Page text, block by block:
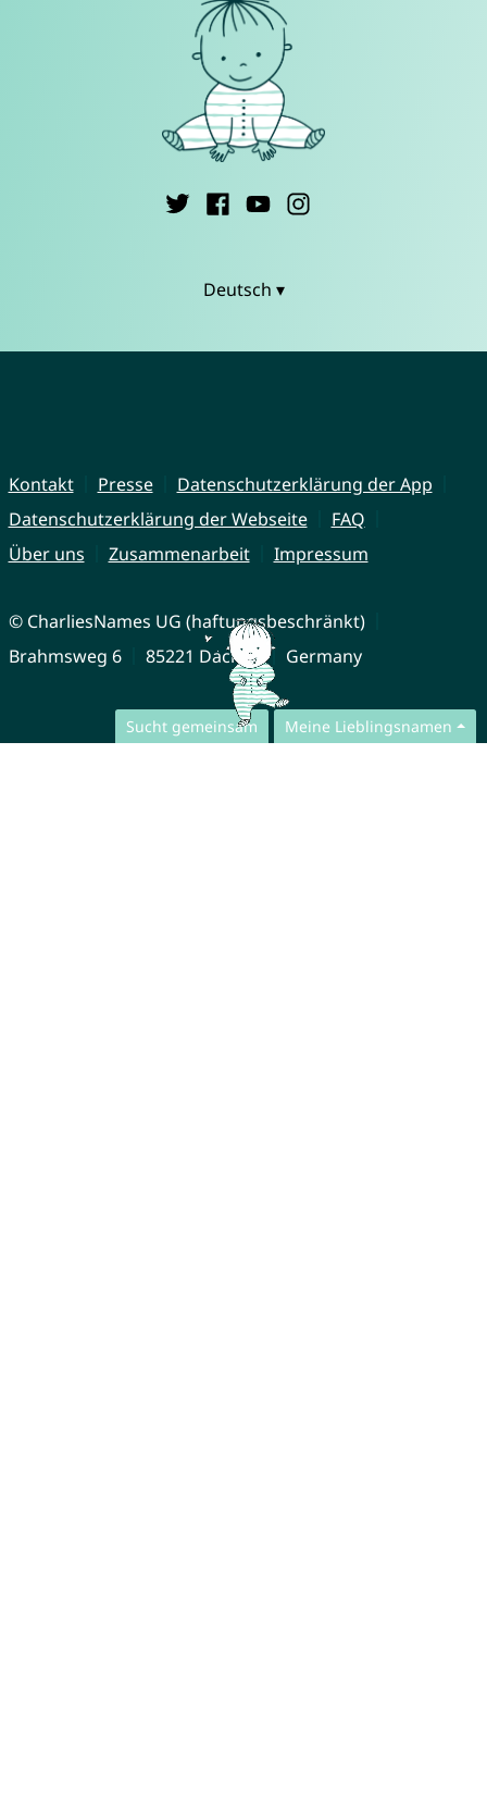
Sucht gemeinsam Meine Lieblingsnamen
Deutsch ▾
Kontakt Presse
Datenschutzerklärung der App
Datenschutzerklärung der Webseite
FAQ
Über uns
Zusammenarbeit Impressum
© CharliesNames UG (haftungsbeschränkt)
Brahmsweg 6
85221 Dachau Germany